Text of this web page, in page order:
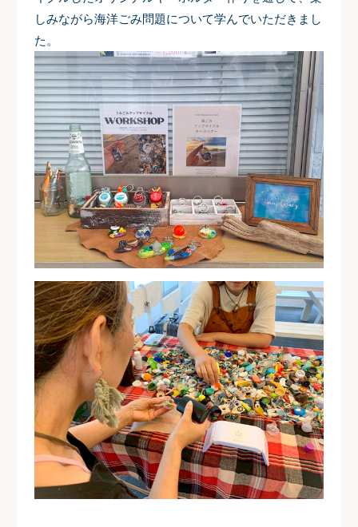
しみながら海洋ごみ問題について学んでいただきまし
た。